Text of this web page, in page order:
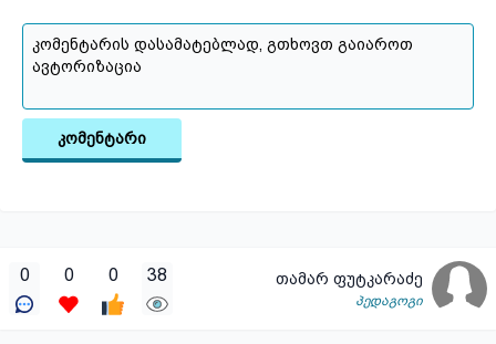
კომენტარი
0 0 0 38 თამარ ფუტკარაძე
პედაგოგი